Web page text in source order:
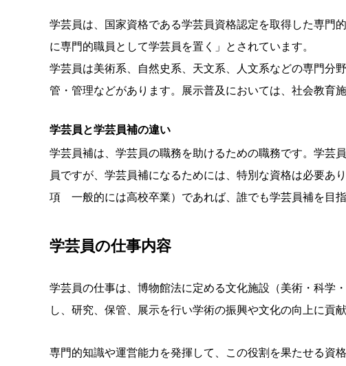
学芸員は、国家資格である学芸員資格認定を取得した専門
に専門的職員として学芸員を置く」とされています。
学芸員は美術系、自然史系、天文系、人文系などの専門分
管・管理などがあります。展示普及においては、社会教育
学芸員と学芸員補の違い
学芸員補は、学芸員の職務を助けるための職務です。学芸
員ですが、学芸員補になるためには、特別な資格は必要あ
項 一般的には高校卒業）であれば、誰でも学芸員補を目指
学芸員の仕事内容
学芸員の仕事は、博物館法に定める文化施設（美術・科学
し、研究、保管、展示を行い学術の振興や文化の向上に貢
専門的知識や運営能力を発揮して、この役割を果たせる資